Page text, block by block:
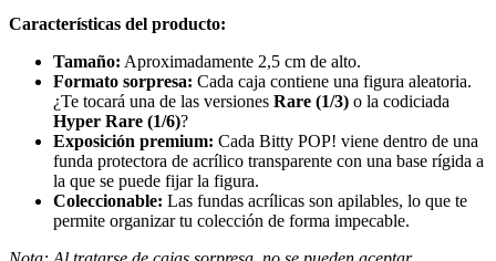
Características del producto:
Tamaño: Aproximadamente 2,5 cm de alto.
Formato sorpresa: Cada caja contiene una figura aleatoria.
¿Te tocará una de las versiones Rare (1/3) o la codiciada
Hyper Rare (1/6)?
Exposición premium: Cada Bitty POP! viene dentro de una
funda protectora de acrílico transparente con una base rígida a
la que se puede fijar la figura.
Coleccionable: Las fundas acrílicas son apilables, lo que te
permite organizar tu colección de forma impecable.